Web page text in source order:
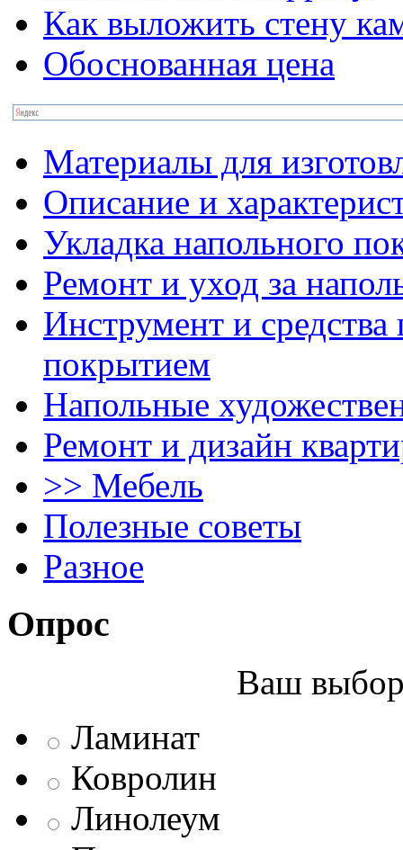
Как выложить стену
Обоснованная цена
Материалы для
Описание и
Укладка напольного
Ремонт и уход за
Инструмент и
покрытием
Напольные
Ремонт и дизайн
>> Мебель
Полезные советы
Разное
Опрос
Ваш выбор
Ламинат
Ковролин
Линолеум